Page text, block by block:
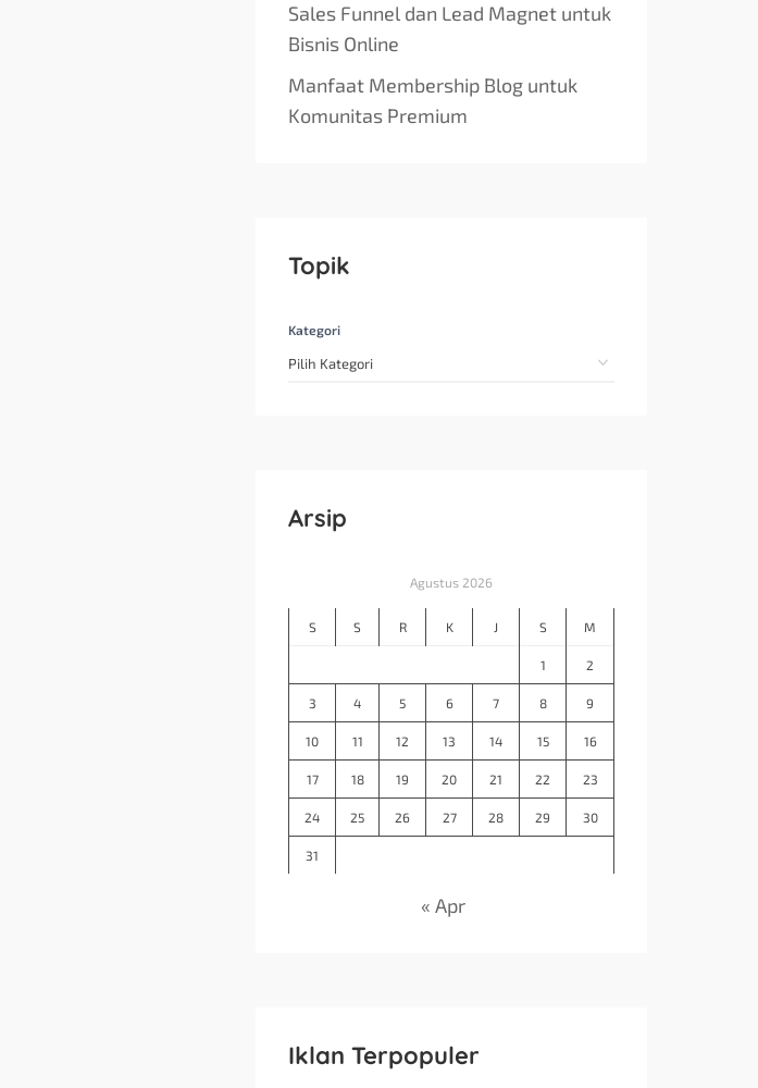
Sales Funnel dan Lead Magnet untuk
Bisnis Online
Manfaat Membership Blog untuk
Komunitas Premium
Topik
Kategori
Arsip
Agustus 2026
S S R K J S M
1 2
3 4 5 6 7 8 9
10 11 12 13 14 15 16
17 18 19 20 21 22 23
24 25 26 27 28 29 30
31
« Apr
Iklan Terpopuler